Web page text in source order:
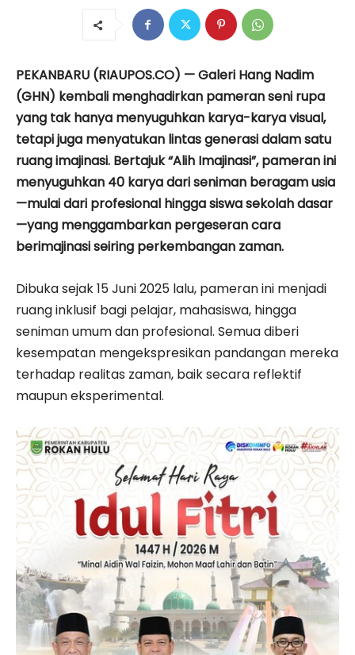
PEKANBARU (RIAUPOS.CO) — Galeri Hang Nadim
(GHN) kembali menghadirkan pameran seni rupa
yang tak hanya menyuguhkan karya-karya visual,
tetapi juga menyatukan lintas generasi dalam satu
ruang imajinasi. Bertajuk “Alih Imajinasi”, pameran ini
menyuguhkan 40 karya dari seniman beragam usia
—mulai dari profesional hingga siswa sekolah dasar
—yang menggambarkan pergeseran cara
berimajinasi seiring perkembangan zaman.
Dibuka sejak 15 Juni 2025 lalu, pameran ini menjadi
ruang inklusif bagi pelajar, mahasiswa, hingga
seniman umum dan profesional. Semua diberi
kesempatan mengekspresikan pandangan mereka
terhadap realitas zaman, baik secara reflektif
maupun eksperimental.